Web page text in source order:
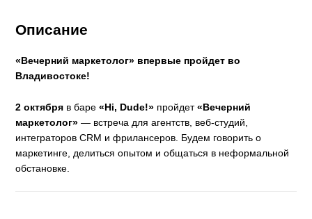
Описание
«Вечерний маркетолог» впервые пройдет во
Владивостоке!
2 октября в баре«Hi, Dude!» пройдет«Вечерний
маркетолог» — встреча для агентств, веб-студий,
интеграторов CRM и фрилансеров. Будем говорить о
маркетинге, делиться опытом и общаться в неформальной
обстановке.